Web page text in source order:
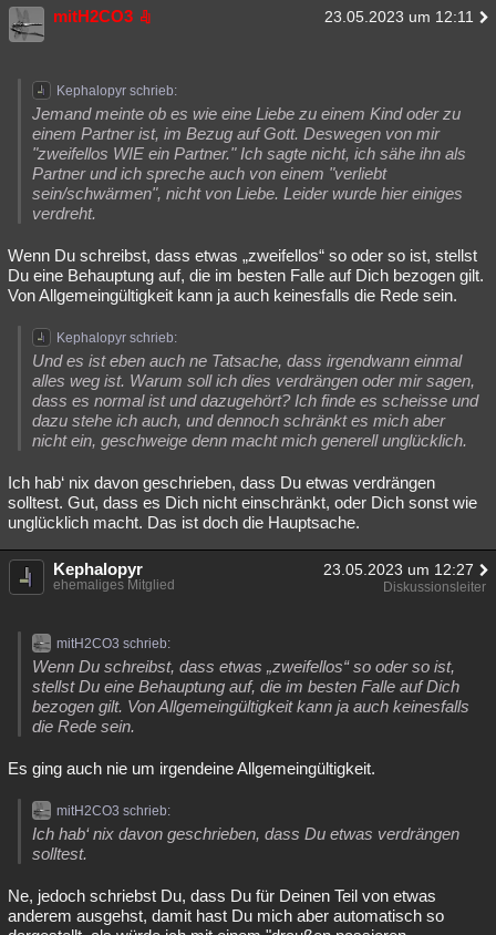
mitH2CO3 23.05.2023 um 12:11
Kephalopyr schrieb:
Jemand meinte ob es wie eine Liebe zu einem Kind oder zu
einem Partner ist, im Bezug auf Gott. Deswegen von mir
"zweifellos WIE ein Partner." Ich sagte nicht, ich sähe ihn als
Partner und ich spreche auch von einem "verliebt
sein/schwärmen", nicht von Liebe. Leider wurde hier einiges
verdreht.
Wenn Du schreibst, dass etwas „zweifellos“ so oder so ist, stellst
Du eine Behauptung auf, die im besten Falle auf Dich bezogen gilt.
Von Allgemeingültigkeit kann ja auch keinesfalls die Rede sein.
Kephalopyr schrieb:
Und es ist eben auch ne Tatsache, dass irgendwann einmal
alles weg ist. Warum soll ich dies verdrängen oder mir sagen,
dass es normal ist und dazugehört? Ich finde es scheisse und
dazu stehe ich auch, und dennoch schränkt es mich aber
nicht ein, geschweige denn macht mich generell unglücklich.
Ich hab‘ nix davon geschrieben, dass Du etwas verdrängen
solltest. Gut, dass es Dich nicht einschränkt, oder Dich sonst wie
unglücklich macht. Das ist doch die Hauptsache.
Kephalopyr 23.05.2023 um 12:27
ehemaliges Mitglied Diskussionsleiter
mitH2CO3 schrieb:
Wenn Du schreibst, dass etwas „zweifellos“ so oder so ist,
stellst Du eine Behauptung auf, die im besten Falle auf Dich
bezogen gilt. Von Allgemeingültigkeit kann ja auch keinesfalls
die Rede sein.
Es ging auch nie um irgendeine Allgemeingültigkeit.
mitH2CO3 schrieb:
Ich hab‘ nix davon geschrieben, dass Du etwas verdrängen
solltest.
Ne, jedoch schriebst Du, dass Du für Deinen Teil von etwas
anderem ausgehst, damit hast Du mich aber automatisch so